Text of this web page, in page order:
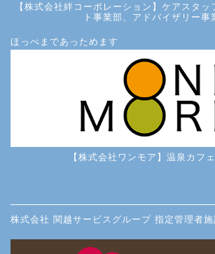
【株式会社絆コーポレーション】ケアスタ
ト事業部、アドバイザリー事
ほっぺまであっためます
【株式会社ワンモア】温泉カフ
株式会社 関越サービスグループ 指定管理者施